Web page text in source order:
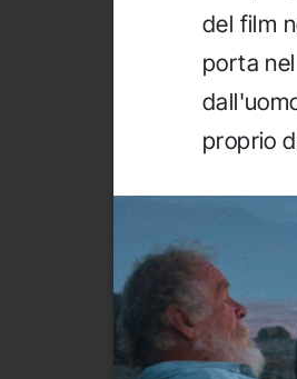
del film
porta
proprio